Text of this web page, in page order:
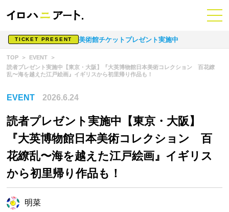
TICKET PRESENT 美術館チケットプレゼント実施中
TOP
EVENT
読者プレゼント実施中【東京・大阪】『大英博物館日本美術コレクション 百花繚
乱〜海を越えた江戸絵画』イギリスから初里帰り作品も！
EVENT 2026.6.24
読者プレゼント実施中【東京・大阪】
『大英博物館日本美術コレクション 百
花繚乱〜海を越えた江戸絵画』イギリス
から初里帰り作品も！
明菜